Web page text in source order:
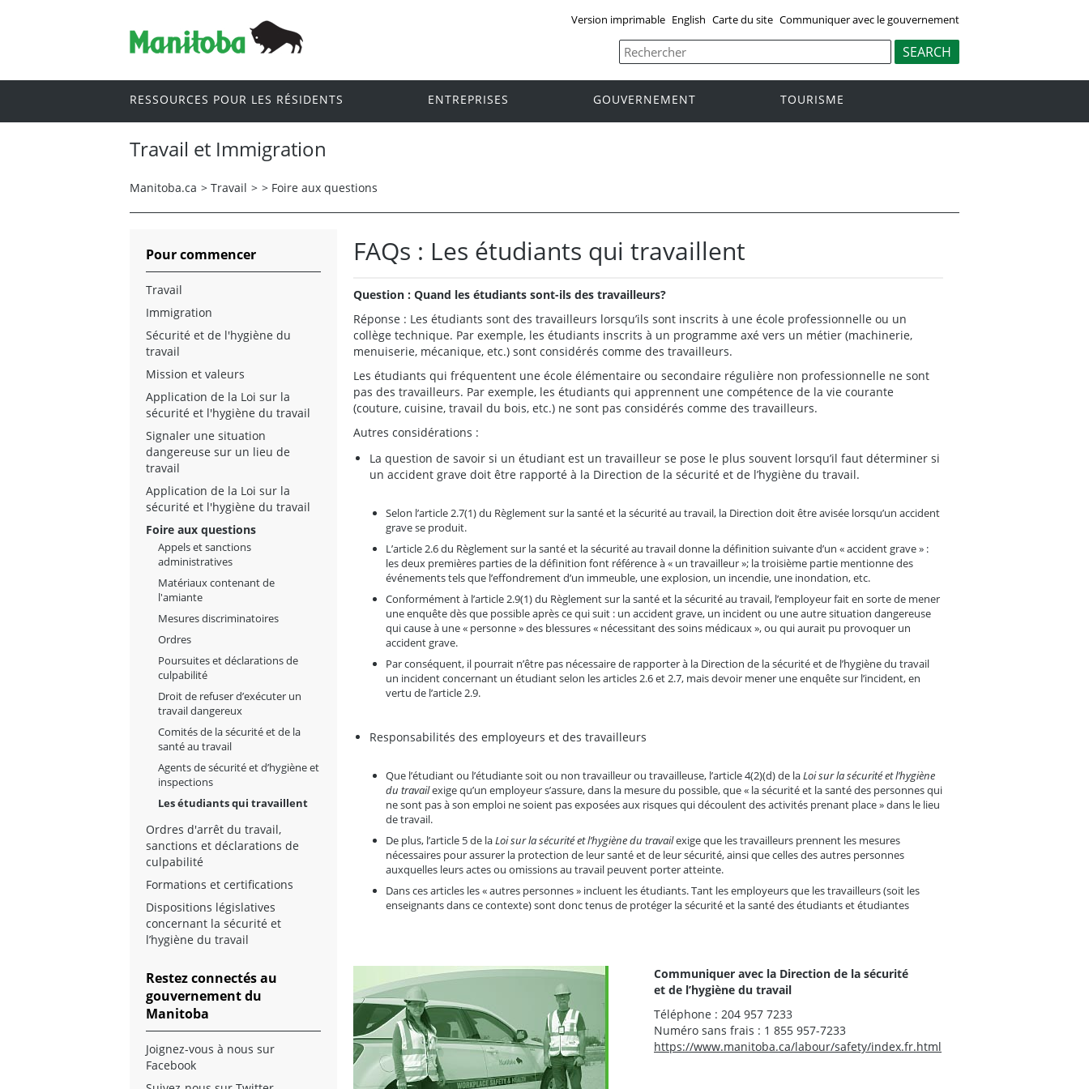
Version imprimable English Carte du site Communiquer avec le gouvernement
RESSOURCES POUR LES RÉSIDENTS ENTREPRISES GOUVERNEMENT TOURISME
Travail et Immigration
Manitoba.ca > Travail > > Foire aux questions
FAQs : Les étudiants qui travaillent
Question : Quand les étudiants sont-ils des travailleurs?
Réponse : Les étudiants sont des travailleurs lorsqu’ils sont inscrits à une école professionnelle ou un
collège technique. Par exemple, les étudiants inscrits à un programme axé vers un métier (machinerie,
menuiserie, mécanique, etc.) sont considérés comme des travailleurs.
Les étudiants qui fréquentent une école élémentaire ou secondaire régulière non professionnelle ne sont
pas des travailleurs. Par exemple, les étudiants qui apprennent une compétence de la vie courante
(couture, cuisine, travail du bois, etc.) ne sont pas considérés comme des travailleurs.
Autres considérations :
La question de savoir si un étudiant est un travailleur se pose le plus souvent lorsqu’il faut déterminer si
un accident grave doit être rapporté à la Direction de la sécurité et de l’hygiène du travail.
Selon l’article 2.7(1) du Règlement sur la santé et la sécurité au travail, la Direction doit être avisée lorsqu’un accident
grave se produit.
L’article 2.6 du Règlement sur la santé et la sécurité au travail donne la définition suivante d’un « accident grave » :
les deux premières parties de la définition font référence à « un travailleur »; la troisième partie mentionne des
événements tels que l’effondrement d’un immeuble, une explosion, un incendie, une inondation, etc.
Conformément à l’article 2.9(1) du Règlement sur la santé et la sécurité au travail, l’employeur fait en sorte de mener
une enquête dès que possible après ce qui suit : un accident grave, un incident ou une autre situation dangereuse
qui cause à une « personne » des blessures « nécessitant des soins médicaux », ou qui aurait pu provoquer un
accident grave.
Par conséquent, il pourrait n’être pas nécessaire de rapporter à la Direction de la sécurité et de l’hygiène du travail
un incident concernant un étudiant selon les articles 2.6 et 2.7, mais devoir mener une enquête sur l’incident, en
vertu de l’article 2.9.
Responsabilités des employeurs et des travailleurs
Que l’étudiant ou l’étudiante soit ou non travailleur ou travailleuse, l’article 4(2)(d) de laLoi sur la sécurité et l’hygiène
du travailexige qu’un employeur s’assure, dans la mesure du possible, que « la sécurité et la santé des personnes qui
ne sont pas à son emploi ne soient pas exposées aux risques qui découlent des activités prenant place » dans le lieu
de travail.
De plus, l’article 5 de laLoi sur la sécurité et l’hygiène du travailexige que les travailleurs prennent les mesures
nécessaires pour assurer la protection de leur santé et de leur sécurité, ainsi que celles des autres personnes
auxquelles leurs actes ou omissions au travail peuvent porter atteinte.
Dans ces articles les « autres personnes » incluent les étudiants. Tant les employeurs que les travailleurs (soit les
enseignants dans ce contexte) sont donc tenus de protéger la sécurité et la santé des étudiants et étudiantes
Communiquer avec la Direction de la sécurité
et de l’hygiène du travail
Téléphone : 204 957 7233
Numéro sans frais : 1 855 957-7233
https://www.manitoba.ca/labour/safety/index.fr.html
Pour commencer
Travail
Immigration
Sécurité et de l'hygiène du
travail
Mission et valeurs
Application de la Loi sur la
sécurité et l'hygiène du travail
Signaler une situation
dangereuse sur un lieu de
travail
Application de la Loi sur la
sécurité et l'hygiène du travail
Foire aux questions
Appels et sanctions
administratives
Matériaux contenant de
l'amiante
Mesures discriminatoires
Ordres
Poursuites et déclarations de
culpabilité
Droit de refuser d’exécuter un
travail dangereux
Comités de la sécurité et de la
santé au travail
Agents de sécurité et d’hygiène et
inspections
Les étudiants qui travaillent
Ordres d'arrêt du travail,
sanctions et déclarations de
culpabilité
Formations et certifications
Dispositions législatives
concernant la sécurité et
l’hygiène du travail
Restez connectés au
gouvernement du
Manitoba
Joignez-vous à nous sur
Facebook